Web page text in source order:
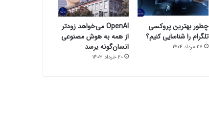
چطور بهترین پروکسی
تلگرام را شناسایی کنیم؟
27 مرداد 1404
OpenAI می‌خواهد زودتر
از همه به هوش مصنوعی
انسان‌گونه برسد
20 خرداد 1403